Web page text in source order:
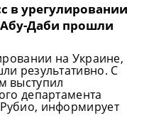
в урегулировании
Даби прошли
на Украине,
результативно. С
выступил
департамента
информирует